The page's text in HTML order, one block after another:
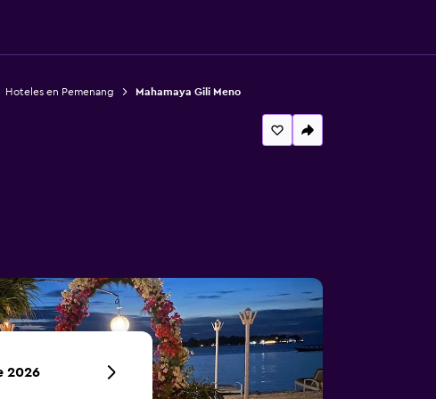
Hoteles en Pemenang Mahamaya Gili Meno
2026